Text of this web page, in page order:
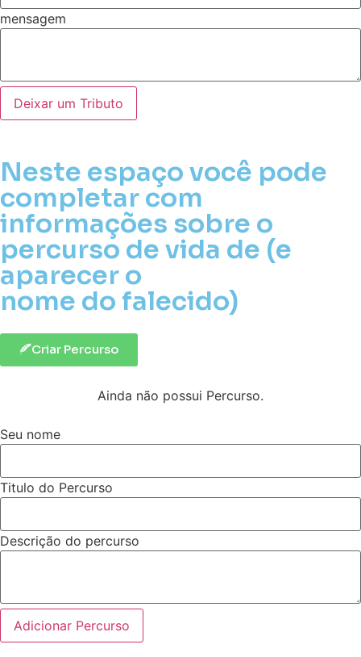
mensagem
Deixar um Tributo
Neste espaço você pode
completar com
informações sobre o
percurso de vida de (e
aparecer o
nome do falecido)
Criar Percurso
Ainda não possui Percurso.
Seu nome
Titulo do Percurso
Descrição do percurso
Adicionar Percurso